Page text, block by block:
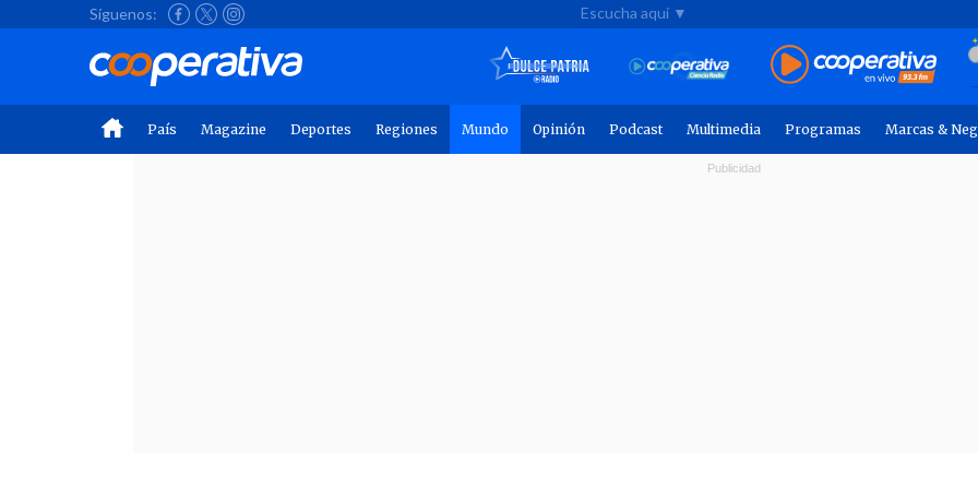
Síguenos: Escucha aquí ▼
País Magazine Deportes Regiones Mundo Opinión Podcast Multimedia Programas Marcas &